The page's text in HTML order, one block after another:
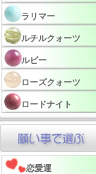
ラリマー
ルチルクォーツ
ルビー
ローズクォーツ
ロードナイト
恋愛運